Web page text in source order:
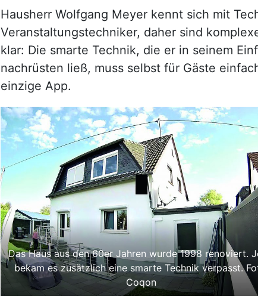
Hausherr Wolfgang Meyer kennt sich mit
Veranstaltungstechniker, daher sind
klar: Die smarte Technik, die er in seinem
nachrüsten ließ, muss selbst für Gäste
einzige App.
Das Haus aus den 60er Jahren wurde 1998 renoviert.
bekam es zusätzlich eine smarte Technik verpasst.
Coqon